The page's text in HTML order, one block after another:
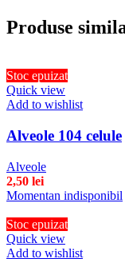
Produse
Stoc epuizat
Quick view
Add to wishlist
Alveole 104 celule
Alveole
2,50 lei
Momentan indisponibil
Stoc epuizat
Quick view
Add to wishlist